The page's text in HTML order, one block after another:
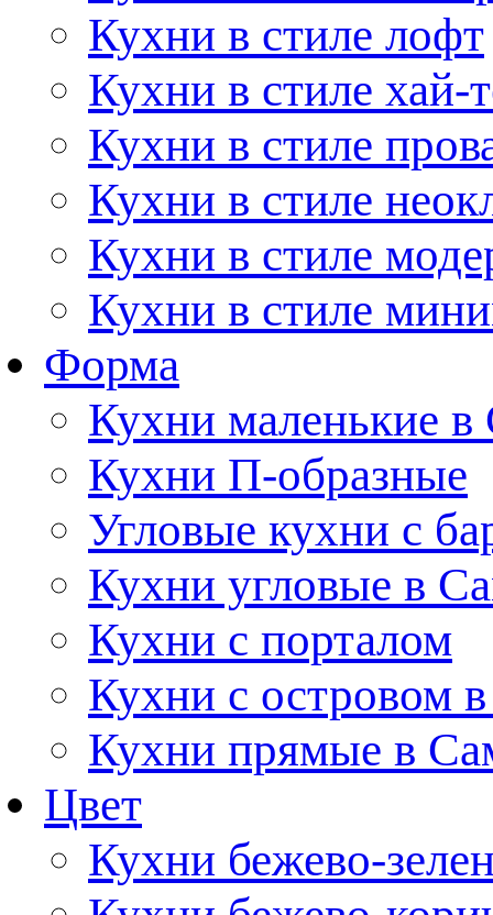
Кухни в стиле лофт
Кухни в стиле хай-
Кухни в стиле
Кухни в стиле
Кухни в стиле
Кухни в стиле
Форма
Кухни маленькие в
Кухни П-образные
Угловые кухни с
Кухни угловые в
Кухни с порталом
Кухни с островом
Кухни прямые в
Цвет
Кухни бежево-